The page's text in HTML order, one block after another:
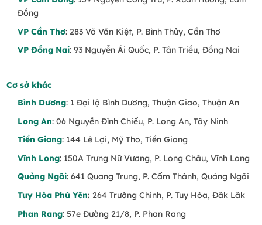
Đồng
VP Cần Thơ: 283 Võ Văn Kiệt, P. Bình Thủy, Cần Thơ
VP Đồng Nai: 93 Nguyễn Ái Quốc, P. Tân Triều, Đồng Nai
Cơ sở khác
Bình Dương: 1 Đại lộ Bình Dương, Thuận Giao, Thuận An
Long An: 06 Nguyễn Đình Chiểu, P. Long An, Tây Ninh
Tiền Giang: 144 Lê Lợi, Mỹ Tho, Tiền Giang
Vĩnh Long: 150A Trưng Nữ Vương, P. Long Châu, Vĩnh Long
Quảng Ngãi: 641 Quang Trung, P. Cẩm Thành, Quảng Ngãi
Tuy Hòa Phú Yên: 264 Trường Chinh, P. Tuy Hòa, Đăk Lăk
Phan Rang: 57e Đường 21/8, P. Phan Rang